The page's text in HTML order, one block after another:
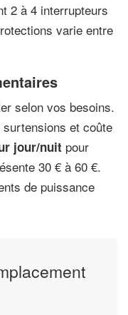
2 à 4 interrupteurs
varie entre
selon vos besoins.
et coûte
jour/nuit pour
30 € à 60 €.
de puissance